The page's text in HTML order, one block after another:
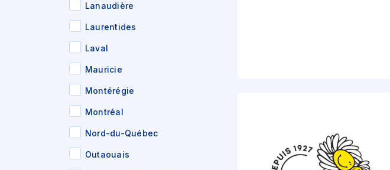
Lanaudière
Laurentides
Laval
Mauricie
Montérégie
Montréal
Nord-du-Québec
Outaouais